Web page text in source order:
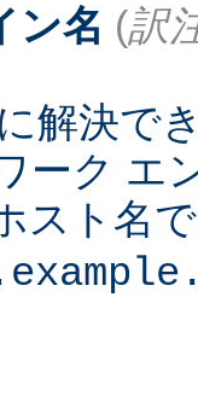
ン名 (訳
解決で
ーク エ
スト名